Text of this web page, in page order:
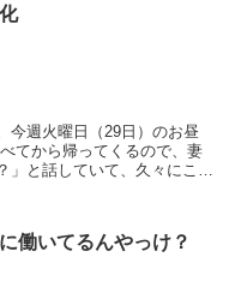
今週火曜日（29日）のお昼
」と話していて、久々にこち
働いてるんやっけ？